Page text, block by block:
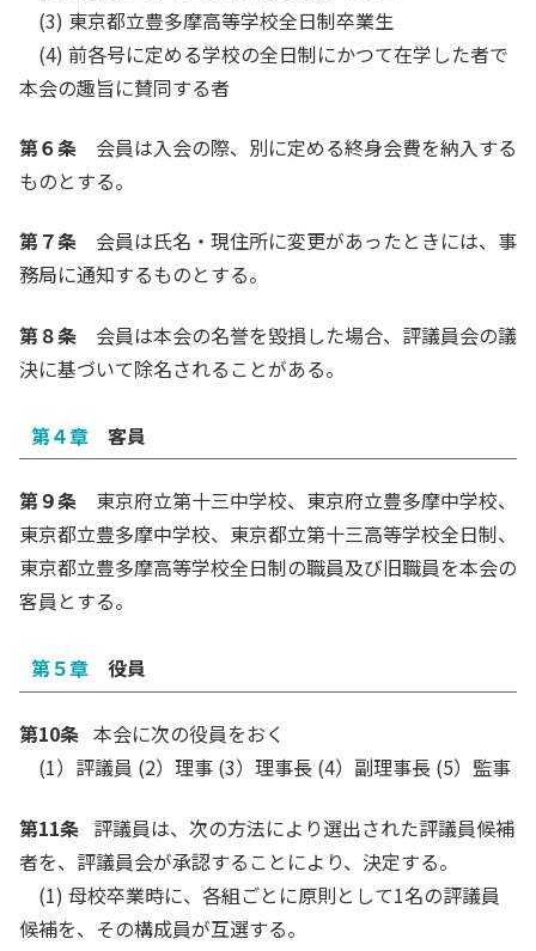
(3) 東京都立豊多摩高等学校全日制卒業生
(4) 前各号に定める学校の全日制にかつて在学した者で
本会の趣旨に賛同する者
第６条 会員は入会の際、別に定める終身会費を納入する
ものとする。
第７条 会員は氏名・現住所に変更があったときには、事
務局に通知するものとする。
第８条 会員は本会の名誉を毀損した場合、評議員会の議
決に基づいて除名されることがある。
第４章客員
第９条 東京府立第十三中学校、東京府立豊多摩中学校、
東京都立豊多摩中学校、東京都立第十三高等学校全日制、
東京都立豊多摩高等学校全日制の職員及び旧職員を本会の
客員とする。
第５章役員
第10条 本会に次の役員をおく
(1）評議員 (2）理事 (3）理事長 (4）副理事長 (5）監事
第11条 評議員は、次の方法により選出された評議員候補
者を、評議員会が承認することにより、決定する。
(1) 母校卒業時に、各組ごとに原則として1名の評議員
候補を、その構成員が互選する。